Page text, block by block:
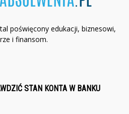
poświęcony edukacji, biznesowi,
i finansom.
STAN KONTA W BANKU